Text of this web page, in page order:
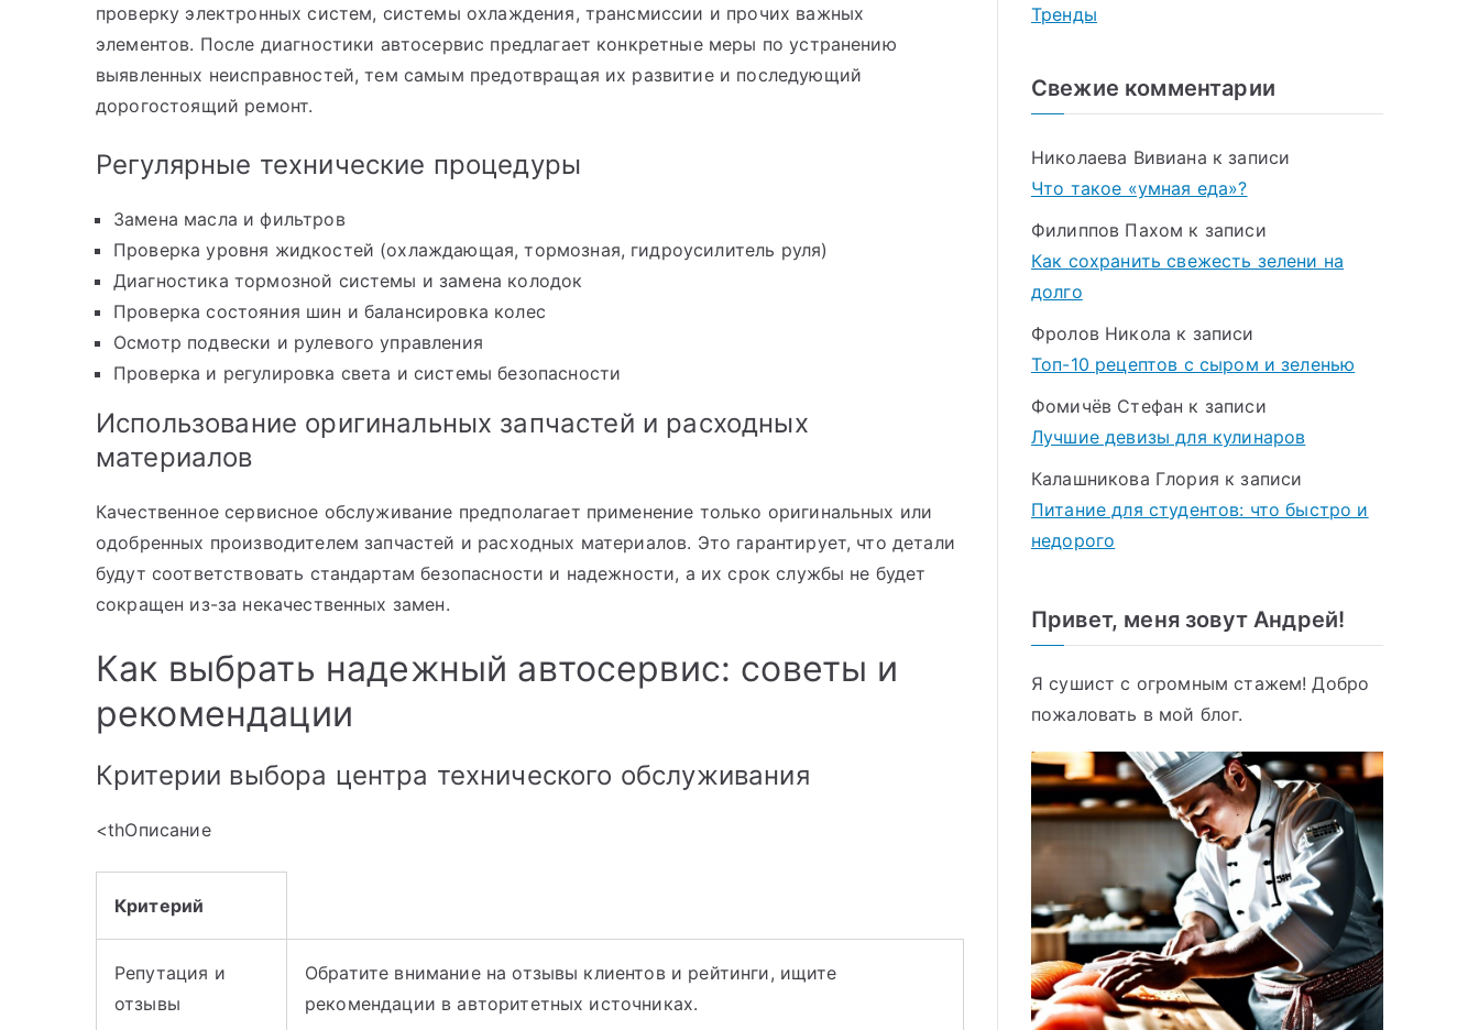
проверку электронных систем, системы охлаждения, трансмиссии и прочих важных
элементов. После диагностики автосервис предлагает конкретные меры по устранению
выявленных неисправностей, тем самым предотвращая их развитие и последующий
дорогостоящий ремонт.
Регулярные технические процедуры
Замена масла и фильтров
Проверка уровня жидкостей (охлаждающая, тормозная, гидроусилитель руля)
Диагностика тормозной системы и замена колодок
Проверка состояния шин и балансировка колес
Осмотр подвески и рулевого управления
Проверка и регулировка света и системы безопасности
Использование оригинальных запчастей и расходных
материалов
Качественное сервисное обслуживание предполагает применение только оригинальных или
одобренных производителем запчастей и расходных материалов. Это гарантирует, что детали
будут соответствовать стандартам безопасности и надежности, а их срок службы не будет
сокращен из-за некачественных замен.
Как выбрать надежный автосервис: советы и
рекомендации
Критерии выбора центра технического обслуживания
<thОписание
Критерий
Репутация и
отзывы
Обратите внимание на отзывы клиентов и рейтинги, ищите
рекомендации в авторитетных источниках.
Тренды
Свежие комментарии
Николаева Вивиана к записи
Что такое «умная еда»?
Филиппов Пахом к записи
Как сохранить свежесть зелени на
долго
Фролов Никола к записи
Топ-10 рецептов с сыром и зеленью
Фомичёв Стефан к записи
Лучшие девизы для кулинаров
Калашникова Глория к записи
Питание для студентов: что быстро и
недорого
Привет, меня зовут Андрей!
Я сушист с огромным стажем! Добро
пожаловать в мой блог.